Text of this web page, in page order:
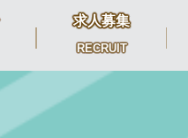
求人募集
RECRUIT